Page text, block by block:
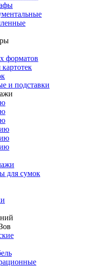
форматов
и подставки
для сумок